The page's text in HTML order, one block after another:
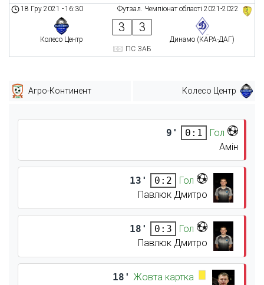
Футзал. Чемпіонат області 2021-2022
18 Гру 2021 -16:30
Колесо Центр
3 3
Динамо (КАРА-ДАГ)
ПС ЗАБ
Агро-Континент Колесо Центр
9' 0:1
Гол
Амін
13' 0:2
Гол
Павлюк Дмитро
18' 0:3
Гол
Павлюк Дмитро
18' Жовта картка